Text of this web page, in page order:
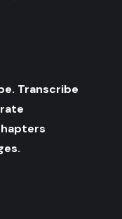
Transcribe